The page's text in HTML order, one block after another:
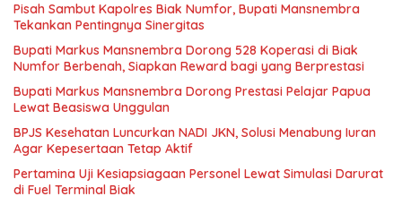
Pisah Sambut Kapolres Biak Numfor, Bupati Mansnembra
Tekankan Pentingnya Sinergitas
Bupati Markus Mansnembra Dorong 528 Koperasi di Biak
Numfor Berbenah, Siapkan Reward bagi yang Berprestasi
Bupati Markus Mansnembra Dorong Prestasi Pelajar Papua
Lewat Beasiswa Unggulan
BPJS Kesehatan Luncurkan NADI JKN, Solusi Menabung Iuran
Agar Kepesertaan Tetap Aktif
Pertamina Uji Kesiapsiagaan Personel Lewat Simulasi Darurat
di Fuel Terminal Biak